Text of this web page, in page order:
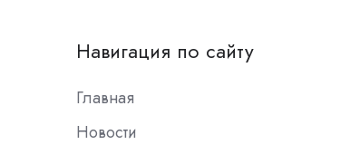
Навигация по сайту
Главная
Новости